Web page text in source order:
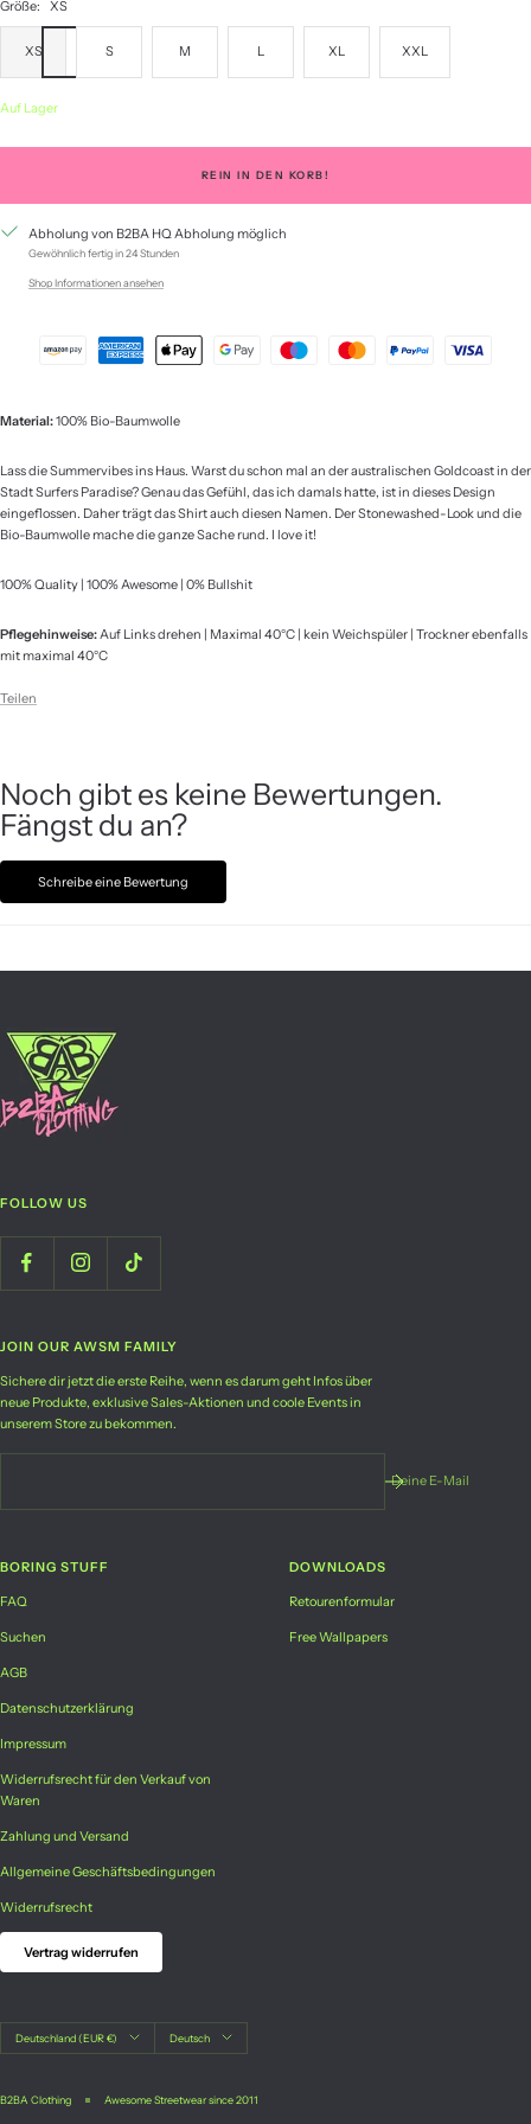
Größe: XS
XS S M L XL XXL
Auf Lager
REIN IN DEN KORB!
Abholung von B2BA HQ Abholung möglich
Gewöhnlich fertig in 24 Stunden
Shop Informationen ansehen
Material:100% Bio-Baumwolle
Lass die Summervibes ins Haus. Warst du schon mal an der australischen Goldcoast in der
Stadt Surfers Paradise? Genau das Gefühl, das ich damals hatte, ist in dieses Design
eingeflossen. Daher trägt das Shirt auch diesen Namen. Der Stonewashed-Look und die
Bio-Baumwolle mache die ganze Sache rund. I love it!
100% Quality | 100% Awesome | 0% Bullshit
Pflegehinweise: Auf Links drehen | Maximal 40°C | kein Weichspüler | Trockner ebenfalls
mit maximal 40°C
Teilen
Noch gibt es keine Bewertungen.
Fängst du an?
Schreibe eine Bewertung
FOLLOW US
JOIN OUR AWSM FAMILY
Sichere dir jetzt die erste Reihe, wenn es darum geht Infos über
neue Produkte, exklusive Sales-Aktionen und coole Events in
unserem Store zu bekommen.
Deine E-Mail
BORING STUFF
FAQ
Suchen
AGB
Datenschutzerklärung
Impressum
Widerrufsrecht für den Verkauf von
Waren
Zahlung und Versand
Allgemeine Geschäftsbedingungen
Widerrufsrecht
Vertrag widerrufen
DOWNLOADS
Retourenformular
Free Wallpapers
Land/Region
Deutschland (EUR €) Sprache
Deutsch
B2BA Clothing Awesome Streetwear since 2011